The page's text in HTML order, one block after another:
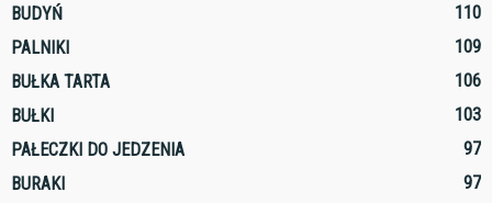
BUDYŃ
110
PALNIKI
109
BUŁKA TARTA
106
BUŁKI
103
PAŁECZKI DO JEDZENIA
97
BURAKI
97